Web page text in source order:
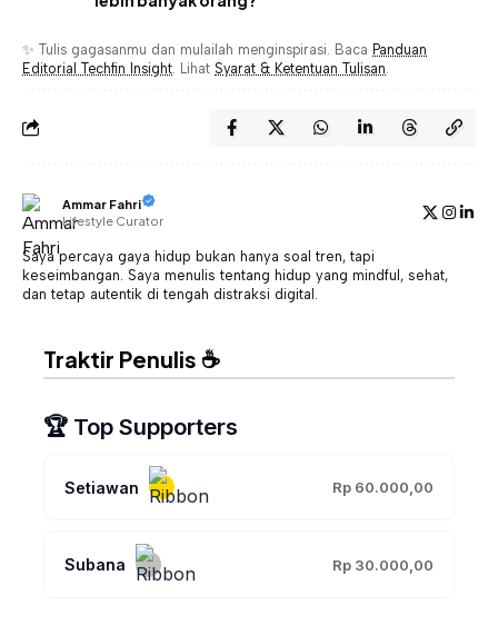
✨ Tulis gagasanmu dan mulailah menginspirasi. Baca Panduan
Editorial Techfin Insight . Lihat Syarat & Ketentuan Tulisan
Ammar Fahri
Lifestyle Curator
Saya percaya gaya hidup bukan hanya soal tren, tapi
keseimbangan. Saya menulis tentang hidup yang mindful, sehat,
dan tetap autentik di tengah distraksi digital.
Traktir Penulis ☕
🏆 Top Supporters
Setiawan Rp 60.000,00
Subana Rp 30.000,00